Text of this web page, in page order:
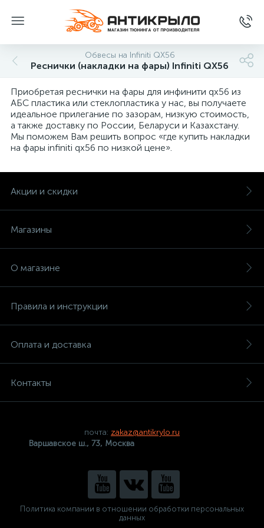
Обвесы на Infiniti QX56
Реснички (накладки на фары) Infiniti QX56
Приобретая реснички на фары для инфинити qx56 из
АБС пластика или стеклопластика у нас, вы получаете
идеальное прилегание по зазорам, низкую стоимость,
а также доставку по России, Беларуси и Казахстану.
Мы поможем Вам решить вопрос «где купить накладки
на фары infiniti qx56 по низкой цене».
Акции и скидки
Магазины
О магазине
Правила и инструкции
Оплата и доставка
Контакты
почта: zakaz@antikrylo.ru
Варшавское ш., 73, Москва
Политика компании в отношении обработки персональных
данных